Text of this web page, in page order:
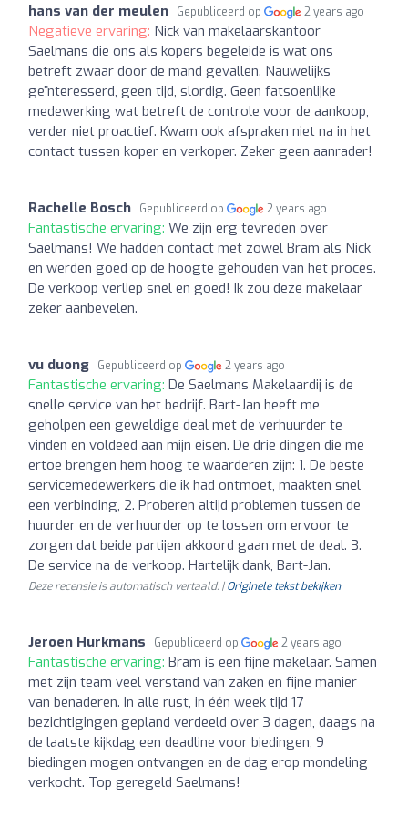
hans van der meulen Gepubliceerd op 2 years ago
Negatieve ervaring: Nick van makelaarskantoor
Saelmans die ons als kopers begeleide is wat ons
betreft zwaar door de mand gevallen. Nauwelijks
geïnteresserd, geen tijd, slordig. Geen fatsoenlijke
medewerking wat betreft de controle voor de aankoop,
verder niet proactief. Kwam ook afspraken niet na in het
contact tussen koper en verkoper. Zeker geen aanrader!
Rachelle Bosch Gepubliceerd op 2 years ago
Fantastische ervaring: We zijn erg tevreden over
Saelmans! We hadden contact met zowel Bram als Nick
en werden goed op de hoogte gehouden van het proces.
De verkoop verliep snel en goed! Ik zou deze makelaar
zeker aanbevelen.
vu duong Gepubliceerd op 2 years ago
Fantastische ervaring: De Saelmans Makelaardij is de
snelle service van het bedrijf. Bart-Jan heeft me
geholpen een geweldige deal met de verhuurder te
vinden en voldeed aan mijn eisen. De drie dingen die me
ertoe brengen hem hoog te waarderen zijn: 1. De beste
servicemedewerkers die ik had ontmoet, maakten snel
een verbinding, 2. Proberen altijd problemen tussen de
huurder en de verhuurder op te lossen om ervoor te
zorgen dat beide partijen akkoord gaan met de deal. 3.
De service na de verkoop. Hartelijk dank, Bart-Jan.
Deze recensie is automatisch vertaald. |Originele tekst bekijken
Jeroen Hurkmans Gepubliceerd op 2 years ago
Fantastische ervaring: Bram is een fijne makelaar. Samen
met zijn team veel verstand van zaken en fijne manier
van benaderen. In alle rust, in één week tijd 17
bezichtigingen gepland verdeeld over 3 dagen, daags na
de laatste kijkdag een deadline voor biedingen, 9
biedingen mogen ontvangen en de dag erop mondeling
verkocht. Top geregeld Saelmans!